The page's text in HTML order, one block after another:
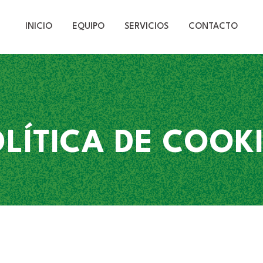
INICIO EQUIPO SERVICIOS CONTACTO
DE